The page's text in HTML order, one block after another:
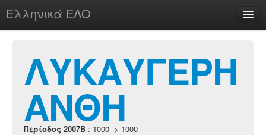
Ελληνικά ΕΛΟ
chesstu.be @ discord
Login
ΛΥΚΑΥΓΕΡΗ
ΑΝΘΗ
Περίοδος 2007B : 1000 -> 1000